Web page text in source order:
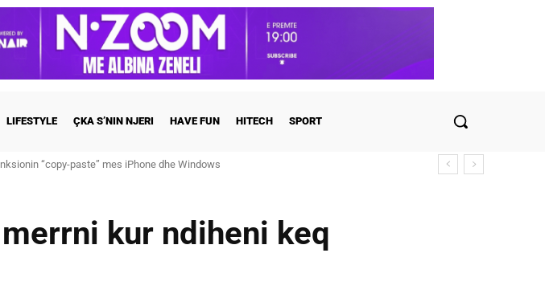
LIFESTYLE ÇKA S’NIN NJERI HAVE FUN HITECH SPORT
“copy-paste” mes iPhone dhe Windows
dhe Georgina martohen këtë të shtunë, zbulohen detajet
kur ndiheni keq